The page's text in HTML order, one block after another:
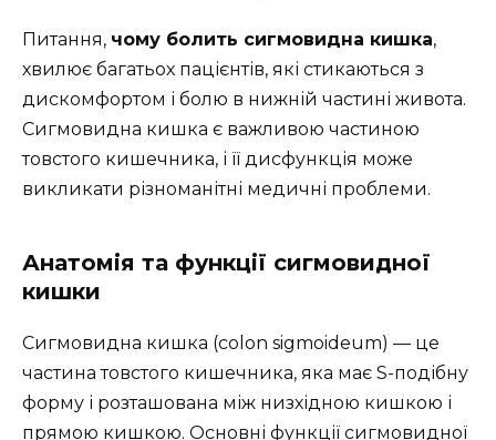
Питання, чому болить сигмовидна кишка,
хвилює багатьох пацієнтів, які стикаються з
дискомфортом і болю в нижній частині живота.
Сигмовидна кишка є важливою частиною
товстого кишечника, і її дисфункція може
викликати різноманітні медичні проблеми.
Анатомія та функції сигмовидної
кишки
Сигмовидна кишка (colon sigmoideum) — це
частина товстого кишечника, яка має S-подібну
форму і розташована між низхідною кишкою і
прямою кишкою. Основні функції сигмовидної